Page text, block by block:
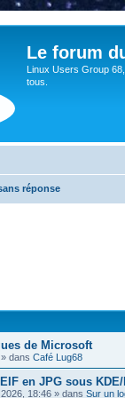
Le forum
Linux Users Group
tous.
réponse
de Microsoft
» dans Café Lug68
en JPG sous
18:46 » dans Sur un